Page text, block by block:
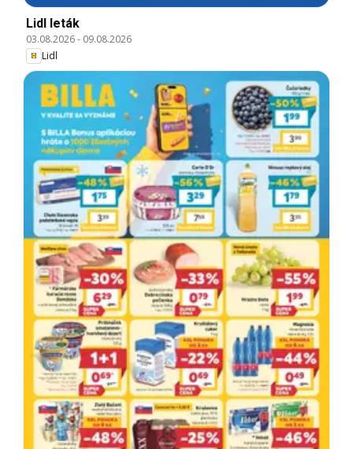
Lidl leták
03.08.2026- 09.08.2026
Lidl